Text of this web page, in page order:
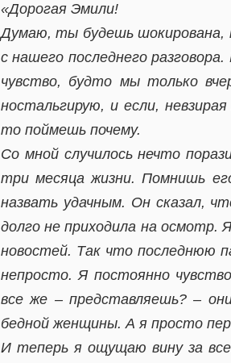
«Дорогая Эмили!
Думаю, ты будешь шокирована,
с нашего последнего
чувство, будто мы только
ностальгирую, и если,
то поймешь почему.
Со мной случилось нечто
три месяца жизни. Помнишь
назвать удачным. Он сказал,
долго не приходила на осмотр.
новостей. Так что последнюю
непросто. Я постоянно
все же – представляешь? –
бедной женщины. А я просто
И теперь я ощущаю вину за все